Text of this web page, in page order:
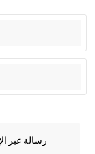
رسالة عبر